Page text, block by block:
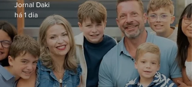
Jornal Daki
há 1 dia